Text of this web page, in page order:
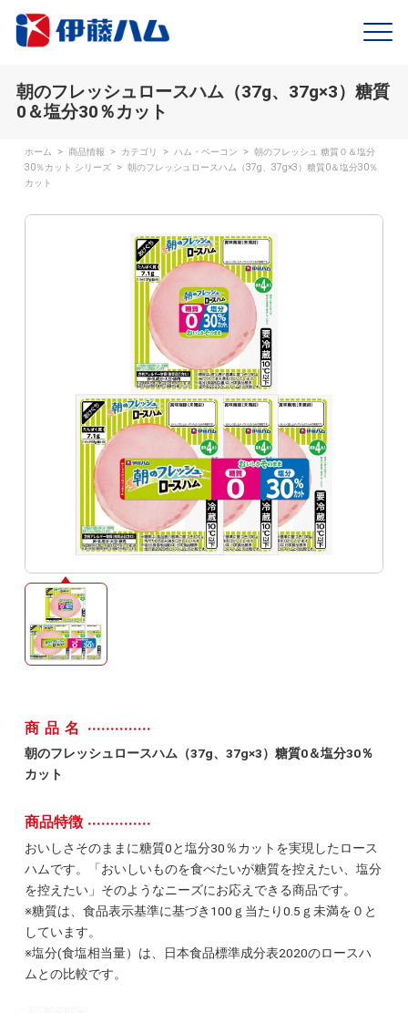
朝のフレッシュロースハム（37g、37g×3）糖質
0＆塩分30％カット
ホーム > 商品情報 > カテゴリ > ハム・ベーコン > 朝のフレッシュ 糖質０＆塩分
30％カット シリーズ
> 朝のフレッシュロースハム（37g、37g×3）糖質0＆塩分30％
カット
商品名
朝のフレッシュロースハム（37g、37g×3）糖質0＆塩分30％
カット
商品特徴
おいしさそのままに糖質0と塩分30％カットを実現したロース
ハムです。「おいしいものを食べたいが糖質を控えたい、塩分
を控えたい」そのようなニーズにお応えできる商品です。
※糖質は、食品表示基準に基づき100ｇ当たり0.5ｇ未満を０と
しています。
※塩分(食塩相当量）は、日本食品標準成分表2020のロースハ
ムとの比較です。